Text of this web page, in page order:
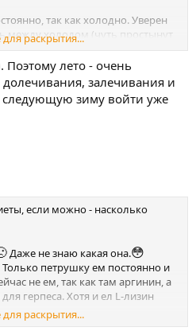
так как холодно. Уверен
между холодом (чуть простынут
итог то боли всегда, просто
погода плохая то
Также сильная зависимость
сразу болит сильнее и только
зависимость между сидячем
больше болит, как будто
раскрытия...
лето - очень
залечивания и
следующую зиму войти уже
если можно - насколько
Даже не знаю какая она.😳
петрушку ем постоянно и
не ем, так как там аргинин, а
герпеса. Хотя и ел L-лизин
раскрытия...